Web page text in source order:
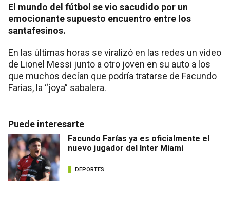
El mundo del fútbol se vio sacudido por un
emocionante supuesto encuentro entre los
santafesinos.
En las últimas horas se viralizó en las redes un video
de Lionel Messi junto a otro joven en su auto a los
que muchos decían que podría tratarse de Facundo
Farias, la “joya” sabalera.
Puede interesarte
Facundo Farías ya es oficialmente el
nuevo jugador del Inter Miami
DEPORTES